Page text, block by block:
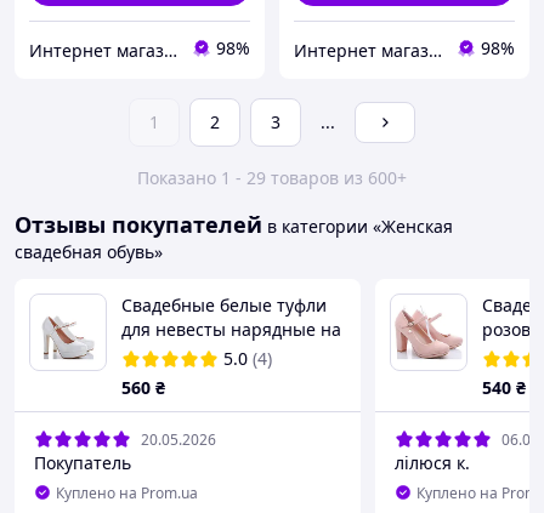
Интернет магазин "Ножки в одежке" 98% Интернет магазин "Ножки в одежке" 98%
1 2 3 ...
Показано 1 - 29 товаров из 600+
Отзывы покупателей в категории «Женская
свадебная обувь»
Свадебные белые туфли
для невесты нарядные на
устойчивом каблуке с
ремешком 38
5.0 (4)
560 ₴
20.05.2026
Покупатель
Куплено на Prom.ua
540 ₴
лілюся к.
Куплено на